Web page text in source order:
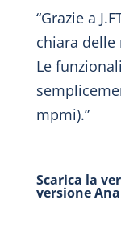
“Grazie a
chiara delle
Le
mpmi).”
Scarica la
versione